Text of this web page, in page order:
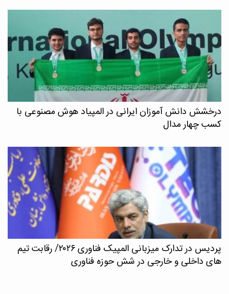
درخشش دانش آموزان ایرانی در المپیاد هوش مصنوعی با
کسب چهار مدال
پردیس در تدارک میزبانی المپیک فناوری ۲۰۲۶/ رقابت تیم
های داخلی و خارجی در شش حوزه فناوری